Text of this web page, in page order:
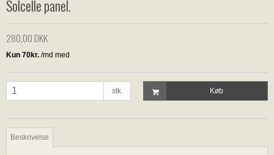
Solcelle panel.
280,00 DKK
stk. Køb
Beskrivelse